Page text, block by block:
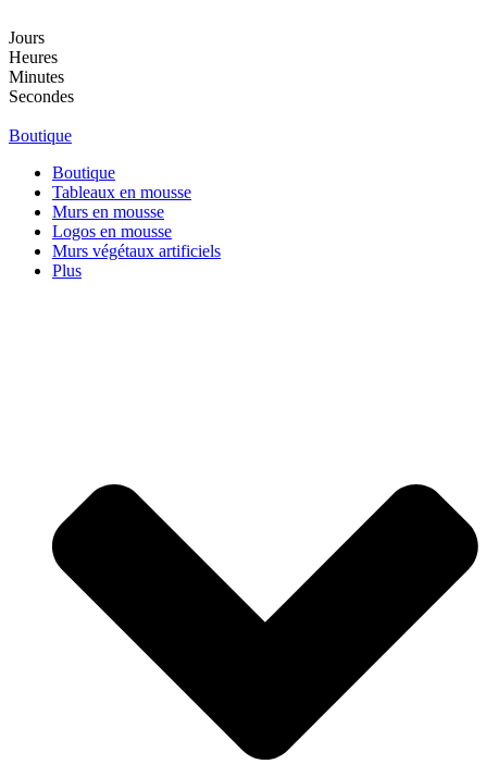
au
contenu
Jours
Heures
Minutes
Secondes
Boutique
Boutique
Tableaux en mousse
Murs en mousse
Logos en mousse
Murs végétaux artificiels
Plus